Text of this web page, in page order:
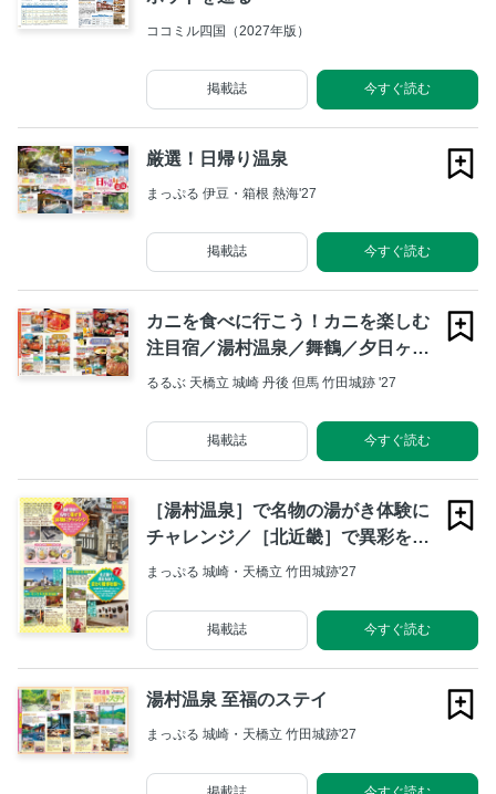
ココミル四国（2027年版）
今すぐ読む
掲載誌
厳選！日帰り温泉
まっぷる 伊豆・箱根 熱海'27
今すぐ読む
掲載誌
カニを食べに行こう！カニを楽しむ
注目宿／湯村温泉／舞鶴／夕日ヶ浦
／竹野
るるぶ 天橋立 城崎 丹後 但馬 竹田城跡 '27
今すぐ読む
掲載誌
［湯村温泉］で名物の湯がき体験に
チャレンジ／［北近畿］で異彩を放
つ変わり種博物館へ
まっぷる 城崎・天橋立 竹田城跡'27
今すぐ読む
掲載誌
湯村温泉 至福のステイ
まっぷる 城崎・天橋立 竹田城跡'27